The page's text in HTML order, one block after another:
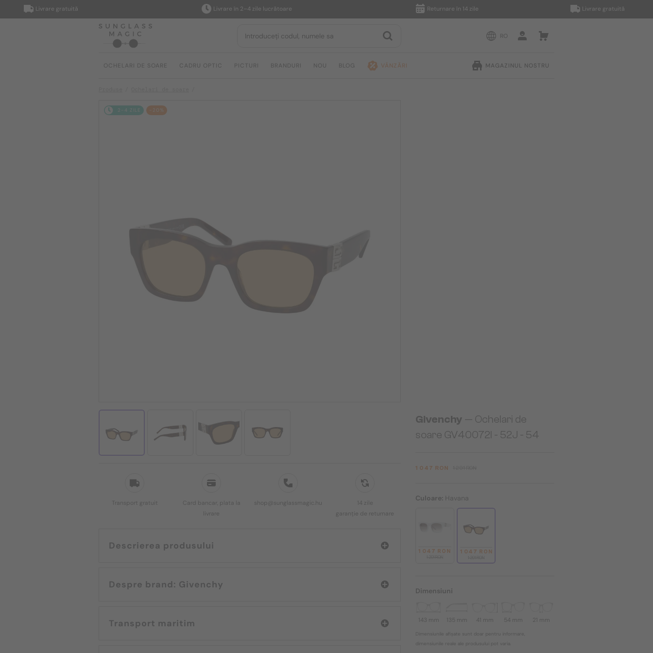
Livrare gratuită Livrare în 2–4 zile lucrătoare Returnare în 14 zile Livrare gratuită
RO
OCHELARI DE SOARE CADRU OPTIC PICTURI BRANDURI NOU BLOG VÂNZĂRI MAGAZINUL NOSTRU
2-4 ZILE -20%
Transport gratuit
Card bancar, plata la
livrare
shop@sunglassmagic.hu
14 zile
garanție de returnare
Descrierea produsului
Despre brand: Givenchy
Transport maritim
Givenchy — Ochelari de
soare GV40072I - 52J - 54
1 047 RON
Culoare: Havana
1 047 RON 1 047 RON
Dimensiuni
143 mm 135 mm 41 mm 54 mm 21 mm
Dimensiunile afișate sunt doar pentru informare,
dimensiunile reale ale produsului pot varia.